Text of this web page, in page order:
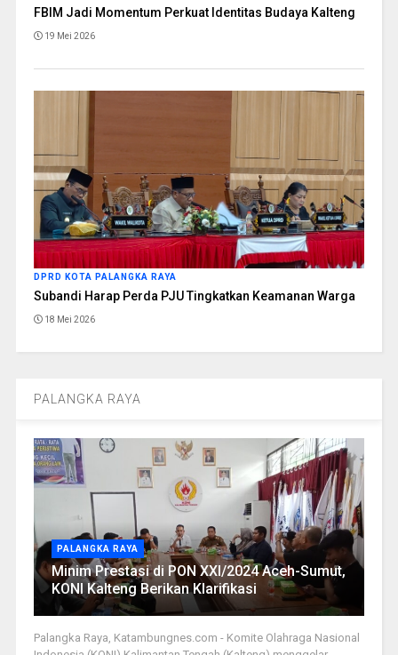
FBIM Jadi Momentum Perkuat Identitas Budaya Kalteng
19 Mei 2026
DPRD KOTA PALANGKA RAYA
Subandi Harap Perda PJU Tingkatkan Keamanan Warga
18 Mei 2026
PALANGKA RAYA
PALANGKA RAYA
Minim Prestasi di PON XXI/2024 Aceh-Sumut,
KONI Kalteng Berikan Klarifikasi
Palangka Raya, Katambungnes.com - Komite Olahraga Nasional